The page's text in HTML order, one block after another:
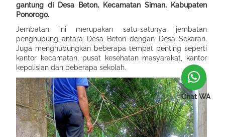
gantung di Desa Beton, Kecamatan Siman, Kabupaten
Ponorogo.
Jembatan ini merupakan satu-satunya jembatan
penghubung antara Desa Beton dengan Desa Sekaran.
Juga menghubungkan beberapa tempat penting seperti
kantor kecamatan, pusat kesehatan masyarakat, kantor
kepolisian dan beberapa sekolah.
Chat WA